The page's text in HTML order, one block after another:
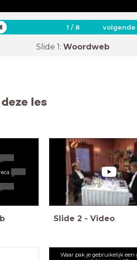
1 / 8 volgende
Slide 1: Woordweb
les
Slide 2 - Video
Waar pak je gebruikelijk een